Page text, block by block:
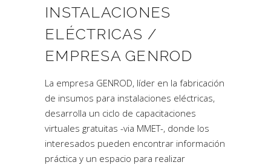
INSTALACIONES
ELÉCTRICAS /
EMPRESA GENROD
La empresa GENROD, líder en la fabricación
de insumos para instalaciones eléctricas,
desarrolla un ciclo de capacitaciones
virtuales gratuitas -via MMET-, donde los
interesados pueden encontrar información
práctica y un espacio para realizar